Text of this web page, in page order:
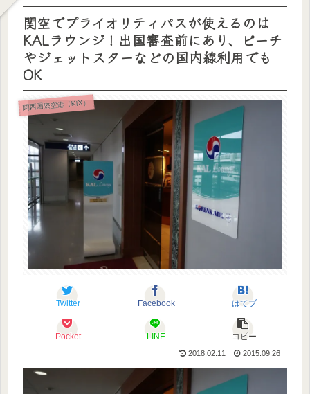
関空でプライオリティパスが使えるのは
KALラウンジ！出国審査前にあり、ピーチ
やジェットスターなどの国内線利用でも
OK
関西国際空港（KIX）
Twitter Facebook はてブ
Pocket LINE コピー
2018.02.11 2015.09.26